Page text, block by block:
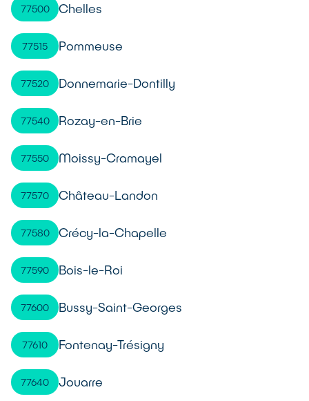
77500 Chelles
77515 Pommeuse
77520 Donnemarie-Dontilly
77540 Rozay-en-Brie
77550 Moissy-Cramayel
77570 Château-Landon
77580 Crécy-la-Chapelle
77590 Bois-le-Roi
77600 Bussy-Saint-Georges
77610 Fontenay-Trésigny
77640 Jouarre